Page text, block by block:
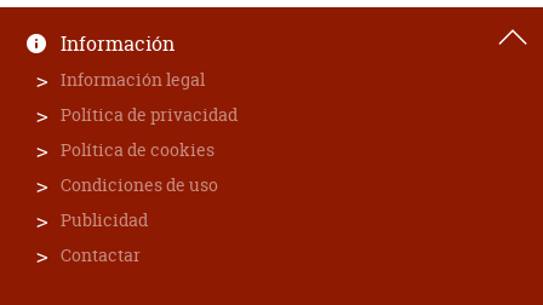
Información
Información legal
Política de privacidad
Política de cookies
Condiciones de uso
Publicidad
Contactar